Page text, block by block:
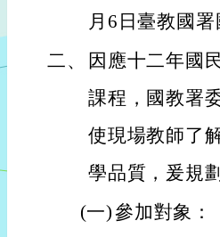
月6日臺教國
二、
因應十二年國
課程，國教署
使現場教師了
學品質，爰規
(一)參加對象：